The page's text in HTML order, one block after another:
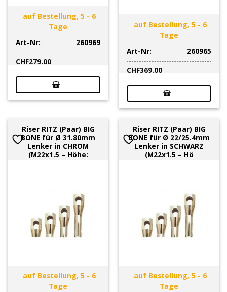
auf Bestellung, 5 - 6
Tage
Art-Nr:
260969
CHF279.00
auf Bestellung, 5 - 6
Tage
Art-Nr:
260965
CHF369.00
Riser RITZ (Paar) BIG
BONE für Ø 31.80mm
Lenker in CHROM
(M22x1.5 – Höhe:
auf Bestellung, 5 - 6
Tage
Riser RITZ (Paar) BIG
BONE für Ø 22/25.4mm
Lenker in SCHWARZ
(M22x1.5 – Hö
auf Bestellung, 5 - 6
Tage